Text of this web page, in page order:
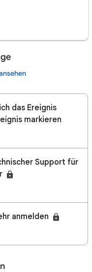
das Ereignis
markieren
Support für
anmelden